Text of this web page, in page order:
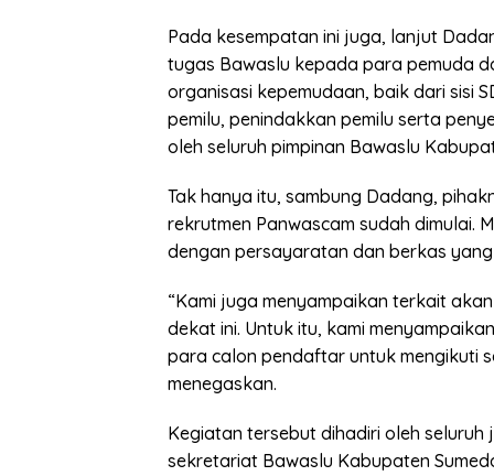
Pada kesempatan ini juga, lanjut
tugas Bawaslu kepada para pemuda
organisasi kepemudaan, baik dari sisi
pemilu, penindakkan pemilu serta
oleh seluruh pimpinan Bawaslu
Tak hanya itu, sambung Dadang,
rekrutmen Panwascam sudah dimulai.
dengan persayaratan dan berkas
“Kami juga menyampaikan terkait
dekat ini. Untuk itu, kami
para calon pendaftar untuk mengikuti
menegaskan.
Kegiatan tersebut dihadiri oleh
sekretariat Bawaslu Kabupaten